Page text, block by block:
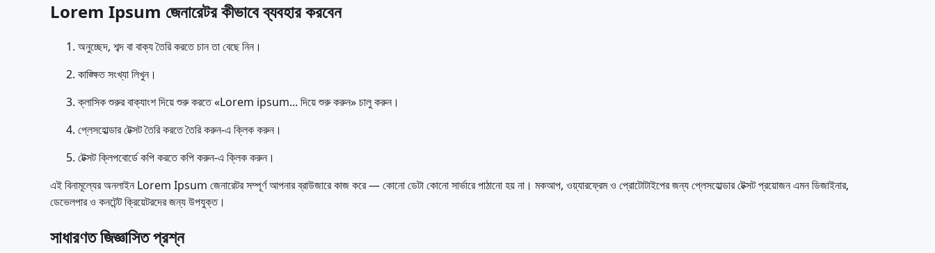
Lorem Ipsum জেনারেটর কীভাবে ব্যবহার করবেন
অনুচ্ছেদ, শব্দ বা বাক্য তৈরি করতে চান তা বেছে নিন।
কাঙ্ক্ষিত সংখ্যা লিখুন।
ক্লাসিক শুরুর বাক্যাংশ দিয়ে শুরু করতে «Lorem ipsum... দিয়ে শুরু করুন» চালু করুন।
প্লেসহোল্ডার টেক্সট তৈরি করতে তৈরি করুন-এ ক্লিক করুন।
টেক্সট ক্লিপবোর্ডে কপি করতে কপি করুন-এ ক্লিক করুন।
এই বিনামূল্যের অনলাইন Lorem Ipsum জেনারেটর সম্পূর্ণ আপনার ব্রাউজারে কাজ করে — কোনো ডেটা কোনো সার্ভারে পাঠানো হয় না। মকআপ, ওয়্যারফ্রেম ও প্রোটোটাইপের জন্য প্লেসহোল্ডার টেক্সট প্রয়োজন এমন ডিজাইনার,
ডেভেলপার ও কনটেন্ট ক্রিয়েটরদের জন্য উপযুক্ত।
সাধারণত জিজ্ঞাসিত প্রশ্ন